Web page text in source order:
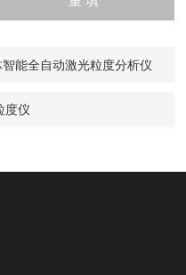
能全自动激光粒度分析仪
度仪